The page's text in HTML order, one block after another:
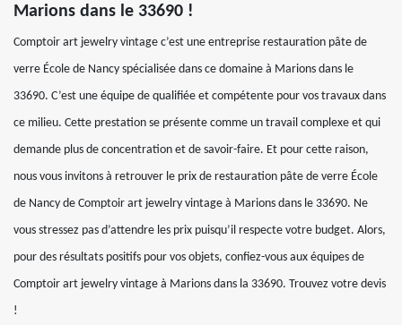
Marions dans le 33690 !
Comptoir art jewelry vintage c’est une entreprise restauration pâte de
verre École de Nancy spécialisée dans ce domaine à Marions dans le
33690. C’est une équipe de qualifiée et compétente pour vos travaux dans
ce milieu. Cette prestation se présente comme un travail complexe et qui
demande plus de concentration et de savoir-faire. Et pour cette raison,
nous vous invitons à retrouver le prix de restauration pâte de verre École
de Nancy de Comptoir art jewelry vintage à Marions dans le 33690. Ne
vous stressez pas d’attendre les prix puisqu’il respecte votre budget. Alors,
pour des résultats positifs pour vos objets, confiez-vous aux équipes de
Comptoir art jewelry vintage à Marions dans la 33690. Trouvez votre devis
!